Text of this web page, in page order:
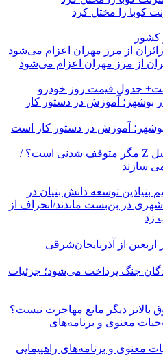
کوبا را مختل کرد
جدول قیمت روز خودرو
آموزش در دستور کار است
سیلیکن ولیِ تهران؛ این ایران نسل Z مگر متوقف شدنی است؟ /
می سازند
بنیادین توسعه دانش بنیان در
در بن‌بست ماندند/انحراف از
جنگ پرداخت می‌شود؛ جزئیات
بالاتر دیگر مانع مهاجرت نیست؟
معنوی و برنامه‌های راهپیمایی